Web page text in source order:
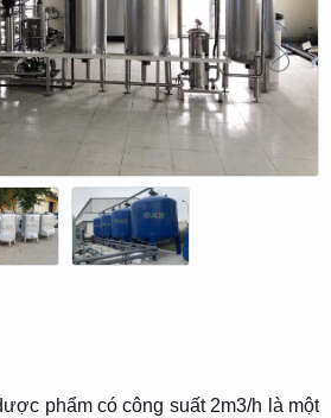
phẩm có công suất 2m3/h là một